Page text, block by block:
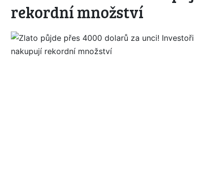
rekordní množství